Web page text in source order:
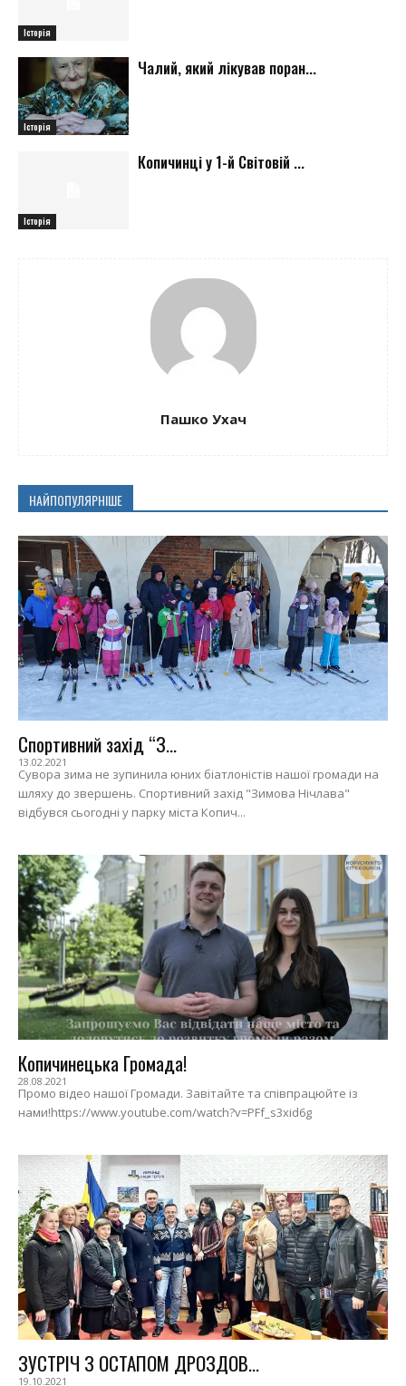
Історія
Історія
Чалий, який лікував поран...
Історія
Копичинці у 1-й Світовій ...
Пашко Ухач
НАЙПОПУЛЯРНІШЕ
Спортивний захід “З...
13.02.2021
Сувора зима не зупинила юних біатлоністів нашої громади на
шляху до звершень. Спортивний захід "Зимова Нічлава"
відбувся сьогодні у парку міста Копич...
Копичинецька Громада!
28.08.2021
Промо відео нашої Громади. Завітайте та співпрацюйте із
нами!https://www.youtube.com/watch?v=PFf_s3xid6g
ЗУСТРІЧ З ОСТАПОМ ДРОЗДОВ...
19.10.2021